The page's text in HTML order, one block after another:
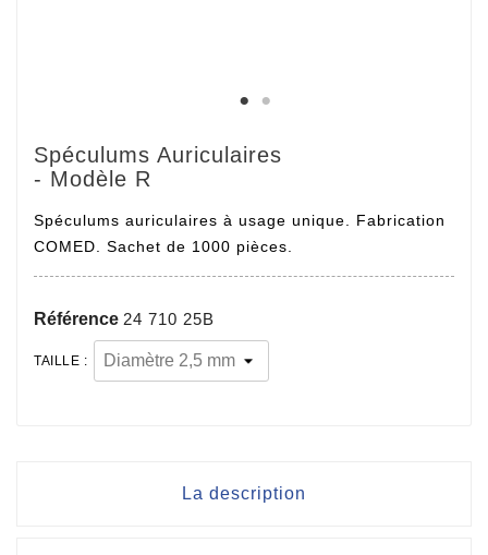
Spéculums Auriculaires
- Modèle R
Spéculums auriculaires à usage unique. Fabrication
COMED. Sachet de 1000 pièces.
Référence 24 710 25B
TAILLE :
La description